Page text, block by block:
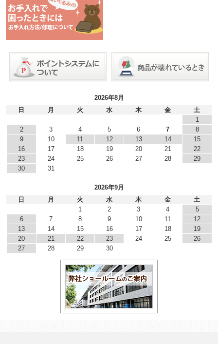
2026年8月
日
月 火 水 木 金
土
1
2
3 4 5 6 7
8
9
10 11 12 13 14
15
16
17 18 19 20 21
22
23
24 25 26 27 28
29
30
31
2026年9月
日
月 火 水 木 金
土
1
2 3 4
5
6
7 8 9 10 11
12
13
14 15 16 17 18
19
20
21 22 23 24 25
26
27
28 29 30